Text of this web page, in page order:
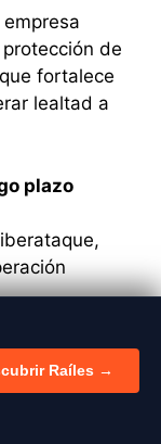
de
fortalece
lealtad a
plazo
Raíles →